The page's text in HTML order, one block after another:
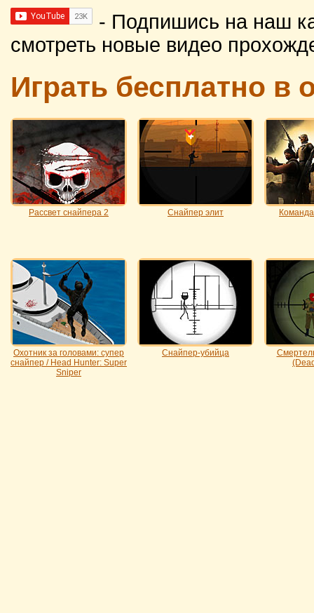
- Подпишись на наш
смотреть новые видео
Играть бесплатно в
Рассвет снайпера 2 Снайпер элит
Охотник за головами: супер
снайпер / Head Hunter: Super
Sniper
Снайпер-убийца